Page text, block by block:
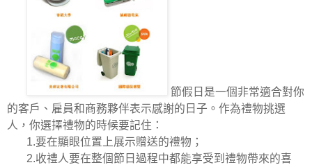
節假日是一個非常適合對你
的客戶、雇員和商務夥伴表示感謝的日子。作為禮物挑選
人，你選擇禮物的時候要記住：
1.要在顯眼位置上展示贈送的禮物；
2.收禮人要在整個節日過程中都能享受到禮物帶來的喜